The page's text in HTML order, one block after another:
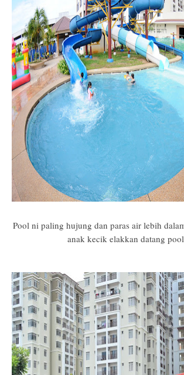
Pool ni paling hujung dan paras air lebih
anak kecik elakkan datang